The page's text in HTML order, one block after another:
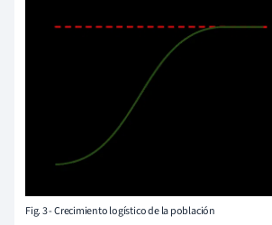
Fig. 3 - Crecimiento logístico de la población